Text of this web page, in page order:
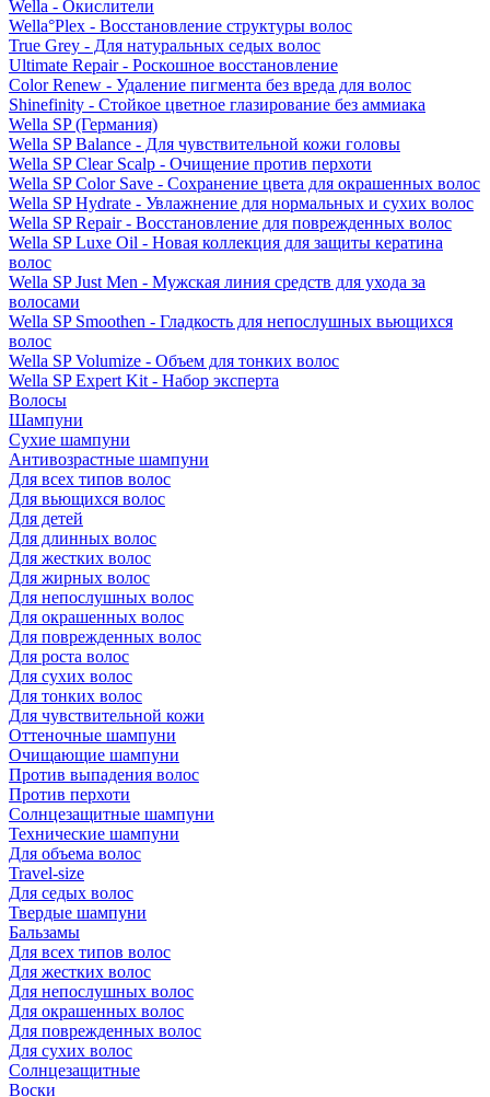
Wella - Окислители
Wella°Plex - Восстановление структуры волос
True Grey - Для натуральных седых волос
Ultimate Repair - Роскошное восстановление
Color Renew - Удаление пигмента без вреда для волос
Shinefinity - Стойкое цветное глазирование без аммиака
Wella SP (Германия)
Wella SP Balance - Для чувствительной кожи головы
Wella SP Clear Scalp - Очищение против перхоти
Wella SP Color Save - Сохранение цвета для окрашенных волос
Wella SP Hydrate - Увлажнение для нормальных и сухих волос
Wella SP Repair - Восстановление для поврежденных волос
Wella SP Luxe Oil - Новая коллекция для защиты кератина
волос
Wella SP Just Men - Мужская линия средств для ухода за
волосами
Wella SP Smoothen - Гладкость для непослушных вьющихся
волос
Wella SP Volumize - Объем для тонких волос
Wella SP Expert Kit - Набор эксперта
Волосы
Шампуни
Сухие шампуни
Антивозрастные шампуни
Для всех типов волос
Для вьющихся волос
Для детей
Для длинных волос
Для жестких волос
Для жирных волос
Для непослушных волос
Для окрашенных волос
Для поврежденных волос
Для роста волос
Для сухих волос
Для тонких волос
Для чувствительной кожи
Оттеночные шампуни
Очищающие шампуни
Против выпадения волос
Против перхоти
Солнцезащитные шампуни
Технические шампуни
Для объема волос
Travel-size
Для седых волос
Твердые шампуни
Бальзамы
Для всех типов волос
Для жестких волос
Для непослушных волос
Для окрашенных волос
Для поврежденных волос
Для сухих волос
Солнцезащитные
Воски